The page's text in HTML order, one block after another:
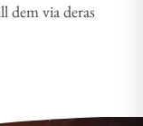
dem via deras